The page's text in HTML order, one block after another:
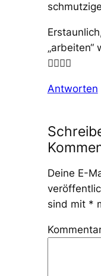
„arbeiten“
🏋️‍♂️💁‍♀️
Antworten
Deine E-
sind mit *